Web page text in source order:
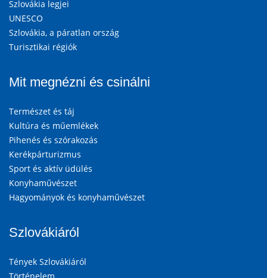
Szlovákia legjei
UNESCO
Szlovákia, a páratlan ország
Turisztikai régiók
Mit megnézni és csinálni
Természet és táj
Kultúra és műemlékek
Pihenés és szórakozás
Kerékpárturizmus
Sport és aktív üdülés
Konyhaművészet
Hagyományok és konyhaművészet
Szlovákiáról
Tények Szlovákiáról